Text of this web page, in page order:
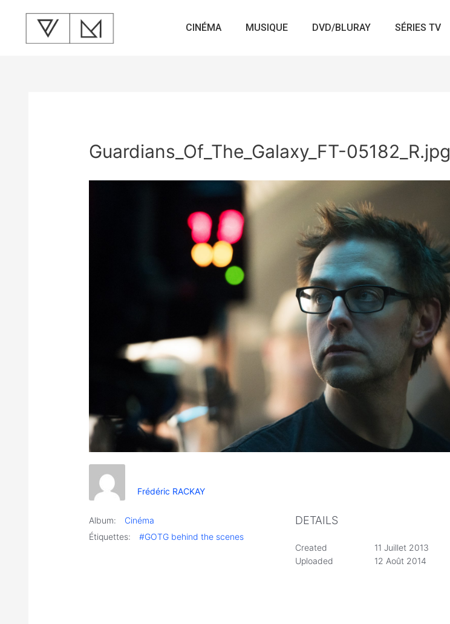
CINÉMA MUSIQUE DVD/BLURAY SÉRIES TV
Guardians_Of_The_Galaxy_FT-05182_R.jpg
Frédéric RACKAY
Album:
Cinéma
Étiquettes:
#GOTG behind the scenes
DETAILS
Created
11 Juillet 2013
Uploaded
12 Août 2014